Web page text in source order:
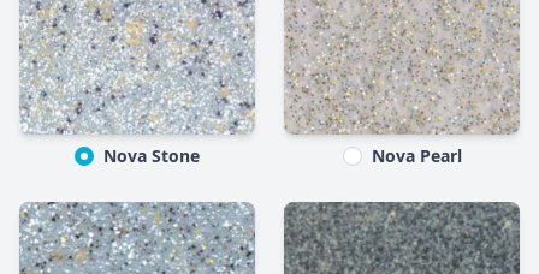
Nova Stone Nova Pearl